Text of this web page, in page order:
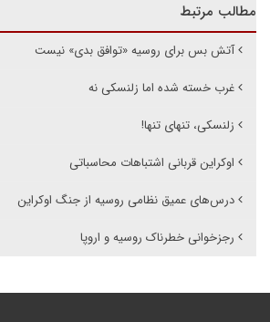
مطالب مرتبط
آتش بس برای روسیه «توافق بدی» نیست
غرب خسته شده اما زلنسکی نه
زلنسکی، تنهای تنها!
اوکراین قربانی اشتباهات محاسباتی
درس‌های عمیق نظامی روسیه از جنگ اوکراین
رجزخوانی خطرناک روسیه و اروپا